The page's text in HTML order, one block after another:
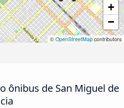
+
−
©OpenStreetMapcontributors
ônibus de San Miguel de